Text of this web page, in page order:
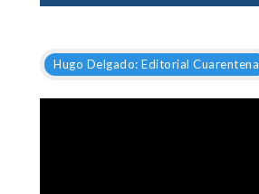
Hugo Delgado: Editorial Cuarentena